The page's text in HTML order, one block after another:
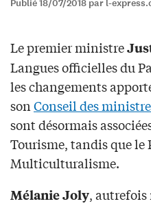
Publié 18/07/2018 par l-
Le premier ministre
Langues officielles du
les changements
sonConseil des
sont désormais
Tourisme, tandis que le
Multiculturalisme.
Mélanie Joly,